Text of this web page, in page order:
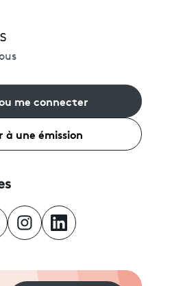
me connecter
une émission